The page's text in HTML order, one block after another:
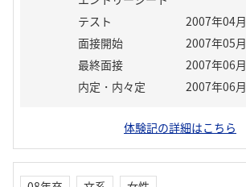
テスト
2007年04月
面接開始
2007年05月
最終面接
2007年06月
内定・内々定
2007年06月
体験記の詳細はこちら